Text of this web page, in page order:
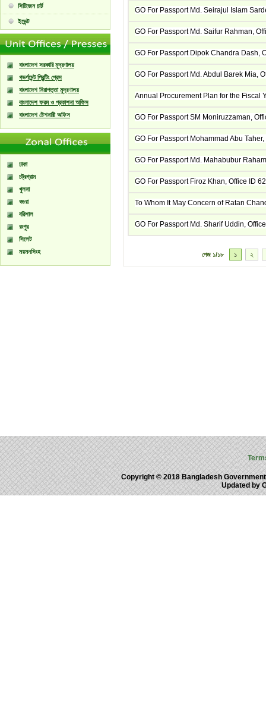
সিটিজেন চার্ট
ইভেন্ট
বাংলাদেশ সরকারি মুদ্রণালয়
গভর্ণমেন্ট প্রিন্টিং প্রেস
বাংলাদেশ নিরাপত্তা মুদ্রণালয়
বাংলাদেশ ফরম ও প্রকাশনা অফিস
বাংলাদেশ ষ্টেশনারী অফিস
ঢাকা
চট্রগ্রাম
খুলনা
বগুরা
বরিশাল
রংপুর
সিলেট
ময়মনসিংহ
GO For Passport Md. Seirajul Islam
GO For Passport Md. Saifur Rahman,
GO For Passport Dipok Chandra Dash,
GO For Passport Md. Abdul Barek Mia,
Annual Procurement Plan for the Fiscal
GO For Passport SM Moniruzzaman,
GO For Passport Mohammad Abu
GO For Passport Md. Mahabubur
GO For Passport Firoz Khan, Office ID
To Whom It May Concern of Ratan
GO For Passport Md. Sharif Uddin,
পেজ ১/১৮ ১ ২
Copyright © 2018 Bangladesh
Updated by